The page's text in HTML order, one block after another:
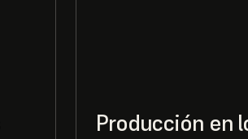
Producción en